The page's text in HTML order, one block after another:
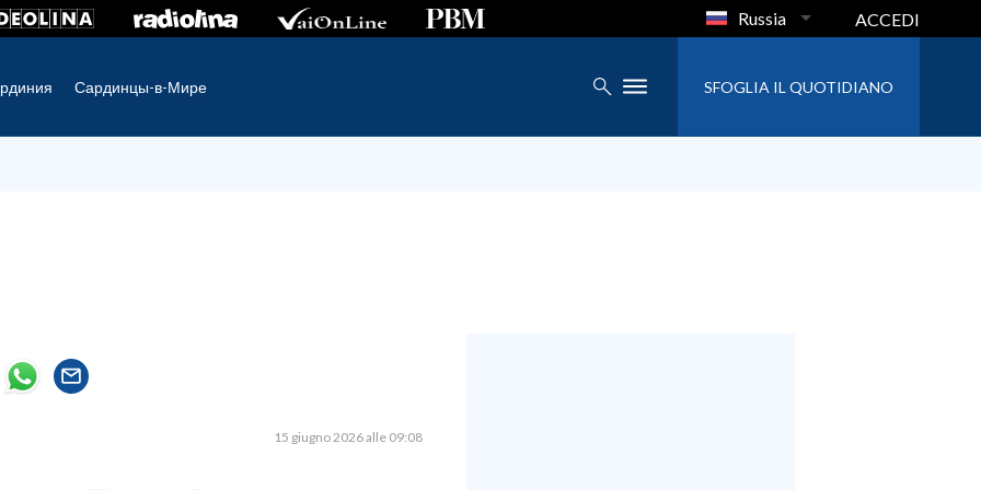
Russia ACCEDI
Сардинцы-в-Мире SFOGLIA IL QUOTIDIANO
15 giugno 2026 alle 09:08